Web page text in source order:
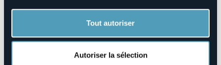
Tout autoriser
Autoriser la sélection
info@sonataorgani.it